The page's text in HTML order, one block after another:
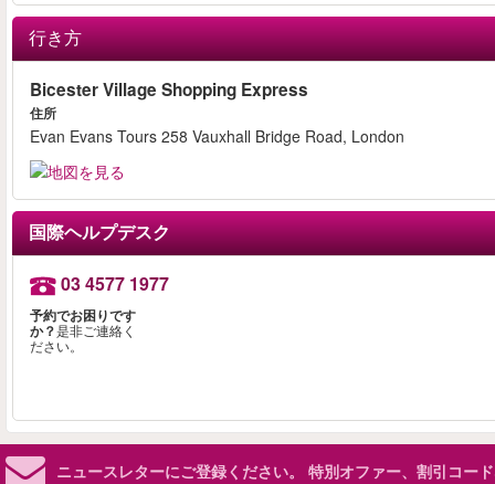
行き方
Bicester Village Shopping Express
住所
Evan Evans Tours 258 Vauxhall Bridge Road, London
国際ヘルプデスク
03 4577 1977
予約でお困りです
か？是非ご連絡く
ださい。
ニュースレターにご登録ください。 特別オファー、割引コー